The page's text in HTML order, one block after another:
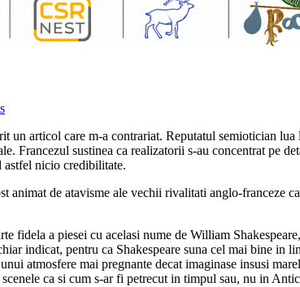
un articol care m-a contrariat. Reputatul semiotician
Francezul sustinea ca realizatorii s-au concentrat pe
astfel nicio credibilitate.
animat de atavisme ale vechii rivalitati anglo-franceze
fidela a piesei cu acelasi nume de William
indicat, pentru ca Shakespeare suna cel mai bine
atmosfere mai pregnante decat imaginase insusi
ca si cum s-ar fi petrecut in timpul sau, nu in